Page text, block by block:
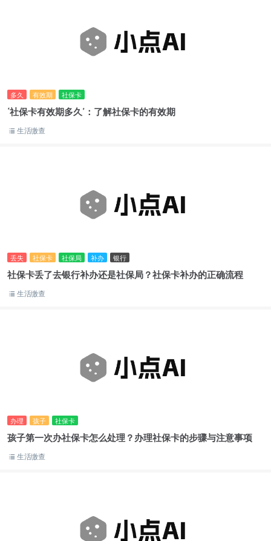
多久 有效期 社保卡
‘社保卡有效期多久’：了解社保卡的有效期
生活缴查
丢失 社保卡 社保局 补办 银行
社保卡丢了去银行补办还是社保局？社保卡补办的正确流程
生活缴查
办理 孩子 社保卡
孩子第一次办社保卡怎么处理？办理社保卡的步骤与注意事项
生活缴查